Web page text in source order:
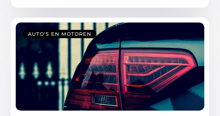
AUTO'S EN MOTOREN